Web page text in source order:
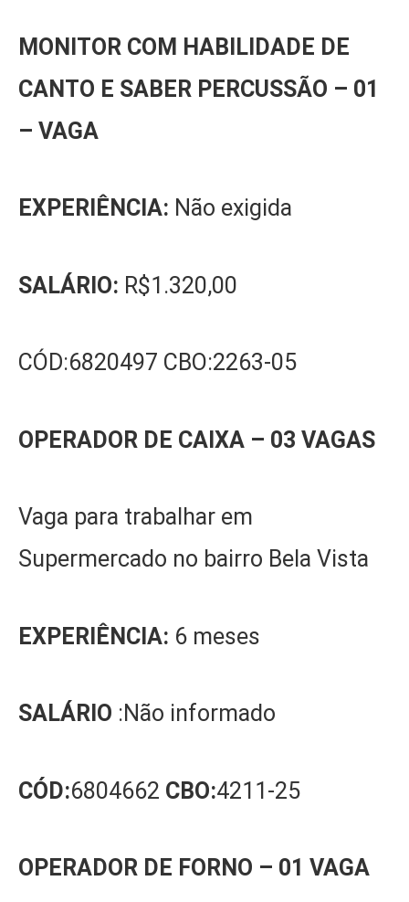
MONITOR COM HABILIDADE DE
CANTO E SABER PERCUSSÃO – 01
– VAGA
EXPERIÊNCIA: Não exigida
SALÁRIO: R$1.320,00
CÓD:6820497 CBO:2263-05
OPERADOR DE CAIXA – 03 VAGAS
Vaga para trabalhar em
Supermercado no bairro Bela Vista
EXPERIÊNCIA: 6 meses
SALÁRIO :Não informado
CÓD:6804662 CBO:4211-25
OPERADOR DE FORNO – 01 VAGA